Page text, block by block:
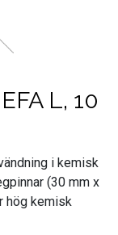
L, 10
i kemisk
(30 mm x
hög kemisk